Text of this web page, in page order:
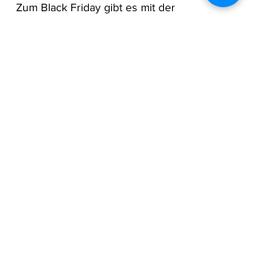
Zum Black Friday gibt es mit der